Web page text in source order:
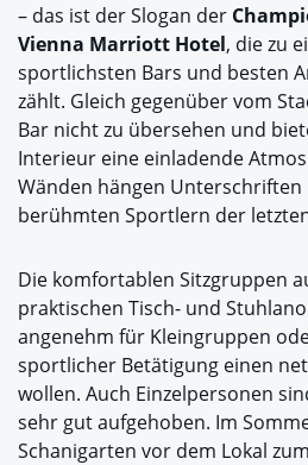
– das ist der Slogan der
Vienna Marriott Hotel, die zu
sportlichsten Bars und besten
zählt. Gleich gegenüber vom
Bar nicht zu übersehen und
Interieur eine einladende
Wänden hängen Unterschriften
berühmten Sportlern der
Die komfortablen Sitzgruppen
praktischen Tisch- und
angenehm für Kleingruppen
sportlicher Betätigung einen
wollen. Auch Einzelpersonen
sehr gut aufgehoben. Im
Schanigarten vor dem Lokal